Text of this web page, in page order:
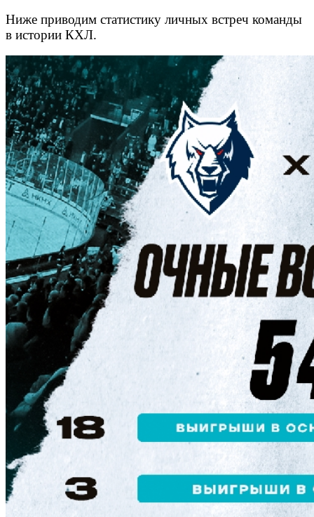
Ниже приводим статистику личных встреч команды
в истории КХЛ.